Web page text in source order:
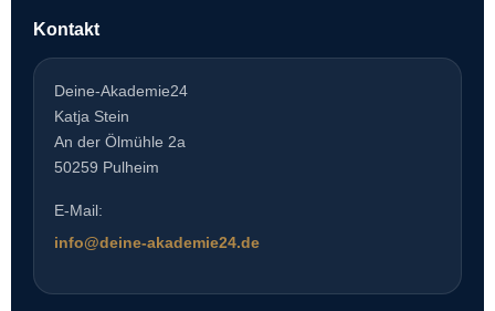
Kontakt
Deine-Akademie24
Katja Stein
An der Ölmühle 2a
50259 Pulheim
E-Mail:
info@deine-akademie24.de